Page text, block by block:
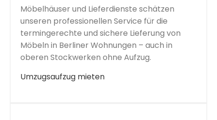
Möbelhäuser und Lieferdienste schätzen
unseren professionellen Service für die
termingerechte und sichere Lieferung von
Möbeln in Berliner Wohnungen – auch in
oberen Stockwerken ohne Aufzug.
Umzugsaufzug mieten